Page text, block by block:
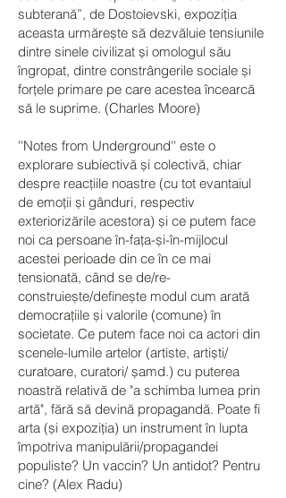
subterană”, de Dostoievski, expoziția
aceasta urmărește să dezvăluie tensiunile
dintre sinele civilizat și omologul său
îngropat, dintre constrângerile sociale și
forțele primare pe care acestea încearcă
să le suprime. (Charles Moore)
''Notes from Underground'' este o
explorare subiectivă și colectivă, chiar
despre reacțiile noastre (cu tot evantaiul
de emoții și gânduri, respectiv
exteriorizările acestora) și ce putem face
noi ca persoane în-fața-și-în-mijlocul
acestei perioade din ce în ce mai
tensionată, când se de/re-
construiește/definește modul cum arată
democrațiile și valorile (comune) în
societate. Ce putem face noi ca actori din
scenele-lumile artelor (artiste, artiști/
curatoare, curatori/ șamd.) cu puterea
noastră relativă de "a schimba lumea prin
artă", fără să devină propagandă. Poate fi
arta (și expoziția) un instrument în lupta
împotriva manipulării/propagandei
populiste? Un vaccin? Un antidot? Pentru
cine? (Alex Radu)